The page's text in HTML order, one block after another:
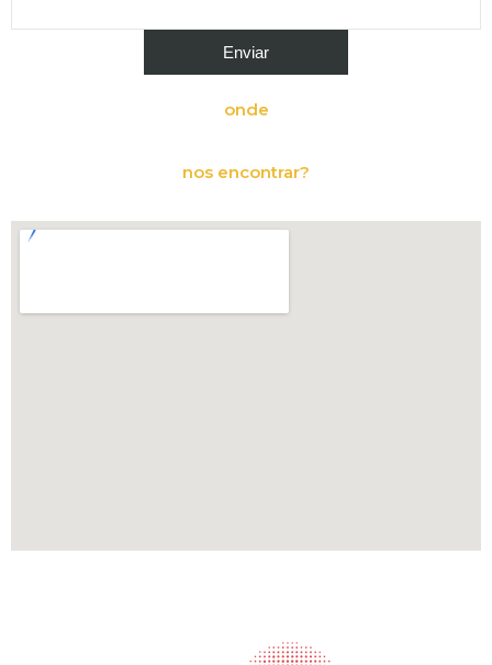
onde
nos encontrar?